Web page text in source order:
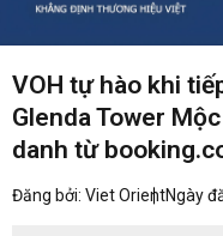
VOH tự hào khi
Glenda Tower
danh từ
Đăng bởi: Viet OrientNgày